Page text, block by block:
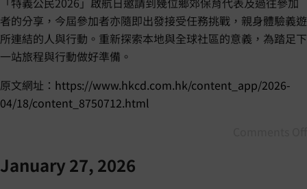
者的分享，今屆參加者亦隨即出發接受任務挑戰，親身體驗義遊
所連結的人與行動。重新探索本地與全球社區的意義，為踏足下
一站旅程與行動做好準備。
原文網址： https://www.hkcd.com.hk/content_app/2026-
04/18/content_8750712.html
January 27, 2026